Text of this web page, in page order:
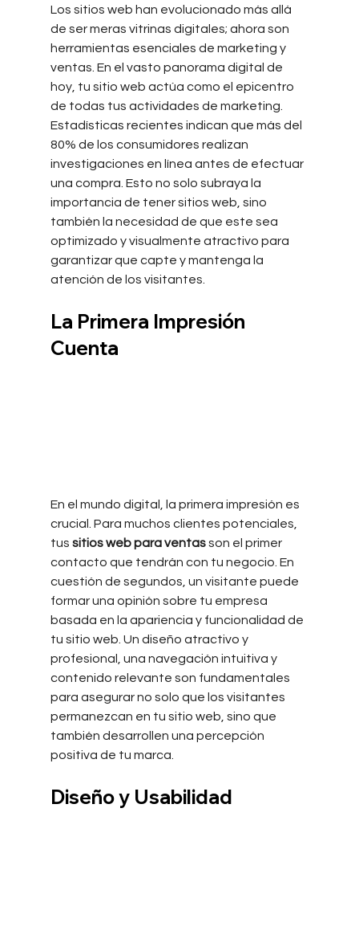
Los sitios web han evolucionado más allá
de ser meras vitrinas digitales; ahora son
herramientas esenciales de marketing y
ventas. En el vasto panorama digital de
hoy, tu sitio web actúa como el epicentro
de todas tus actividades de marketing.
Estadísticas recientes indican que más del
80% de los consumidores realizan
investigaciones en línea antes de efectuar
una compra. Esto no solo subraya la
importancia de tener sitios web, sino
también la necesidad de que este sea
optimizado y visualmente atractivo para
garantizar que capte y mantenga la
atención de los visitantes.
La Primera Impresión
Cuenta
En el mundo digital, la primera impresión es
crucial. Para muchos clientes potenciales,
tus sitios web para ventas son el primer
contacto que tendrán con tu negocio. En
cuestión de segundos, un visitante puede
formar una opinión sobre tu empresa
basada en la apariencia y funcionalidad de
tu sitio web. Un diseño atractivo y
profesional, una navegación intuitiva y
contenido relevante son fundamentales
para asegurar no solo que los visitantes
permanezcan en tu sitio web, sino que
también desarrollen una percepción
positiva de tu marca.
Diseño y Usabilidad